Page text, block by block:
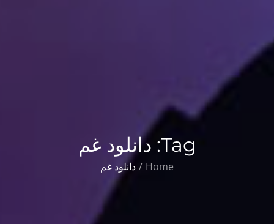
Tag: دانلود غم
Home دانلود غم